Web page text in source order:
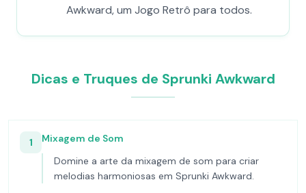
Awkward, um Jogo Retrô para todos.
Dicas e Truques de Sprunki Awkward
1
Mixagem de Som
Domine a arte da mixagem de som para criar
melodias harmoniosas em Sprunki Awkward.